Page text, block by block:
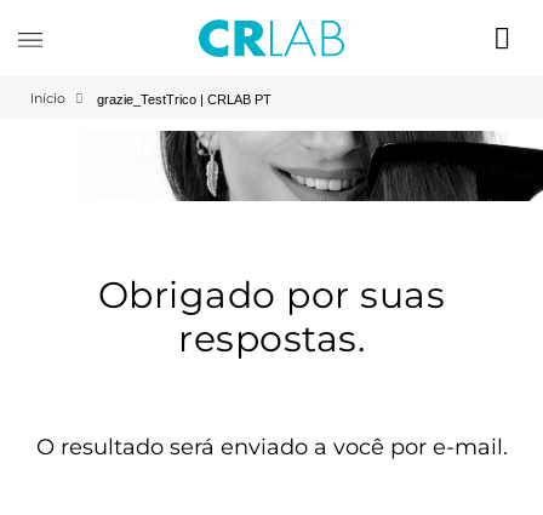
Início grazie_TestTrico | CRLAB PT
Obrigado por suas
respostas.
O resultado será enviado a você por e-mail.